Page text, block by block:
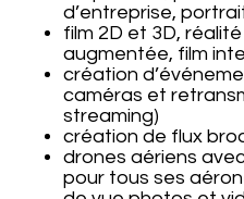
d’entreprise,
film 2D et 3D,
augmentée, film
création
caméras et
streaming)
création de flux
drones aériens
pour tous ses